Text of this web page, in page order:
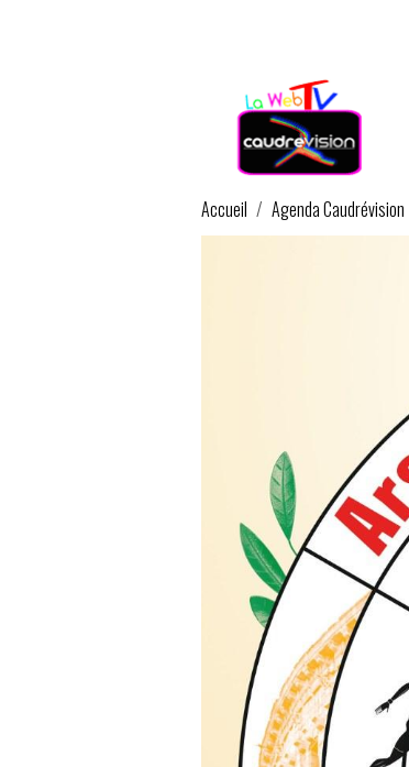
Accueil Agenda Caudrévision